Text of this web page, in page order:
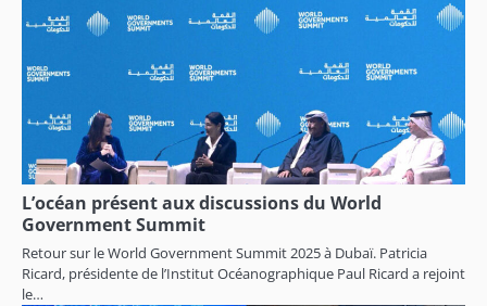
L’océan présent aux discussions du World
Government Summit
Retour sur le World Government Summit 2025 à Dubaï. Patricia
Ricard, présidente de l’Institut Océanographique Paul Ricard a rejoint
le…